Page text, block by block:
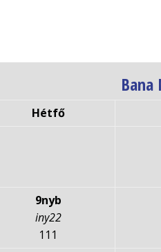
Hétfő
9nyb
iny22
111